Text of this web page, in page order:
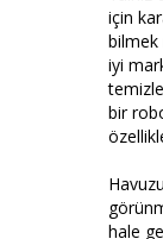
için
bilmek
iyi
bir
hale